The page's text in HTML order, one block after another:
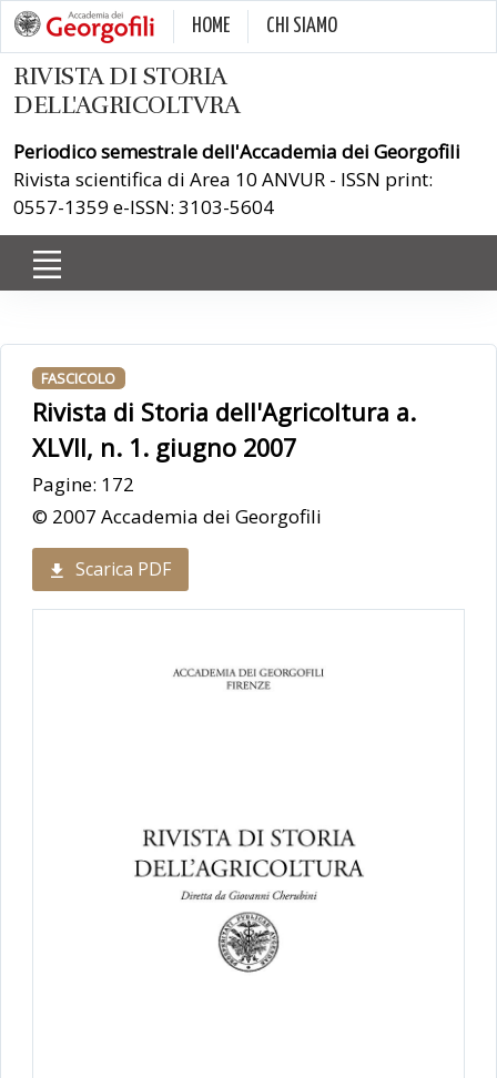
HOME CHI SIAMO
RIVISTA DI STORIA
DELL'AGRICOLTVRA
Periodico semestrale dell'Accademia dei Georgofili
Rivista scientifica di Area 10 ANVUR - ISSN print:
0557-1359 e-ISSN: 3103-5604
FASCICOLO
Rivista di Storia dell'Agricoltura a.
XLVII, n. 1. giugno 2007
Pagine: 172
© 2007 Accademia dei Georgofili
Scarica PDF